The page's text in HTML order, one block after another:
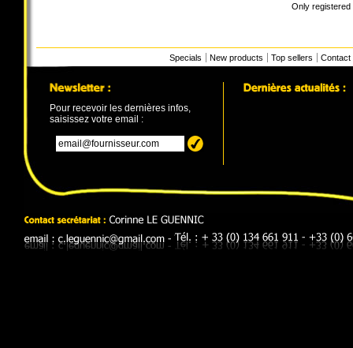
Only registered
Specials New products Top sellers Contact
Pour recevoir les dernières infos,
saisissez votre email :